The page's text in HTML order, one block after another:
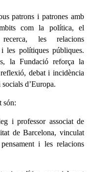
patrons i patrones amb
com la política, el
les relacions
les polítiques públiques.
la Fundació reforça la
debat i incidència
d’Europa.
són:
i professor associat de
de Barcelona, vinculat
i les relacions